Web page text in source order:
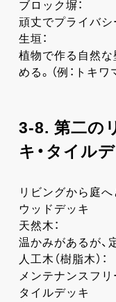
ブロック塀：
頑丈でプライバシ
生垣：
植物で作る自然な
める。（例：トキ
3-8. 第二の
キ・タイルデ
リビングから庭へ
ウッドデッキ
天然木：
温かみがあるが、
人工木（樹脂木）：
メンテナンスフリ
タイルデッキ